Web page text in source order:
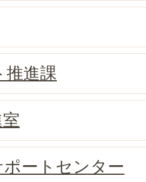
推進課
ートセンター